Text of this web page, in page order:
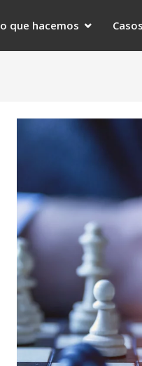
que hacemos